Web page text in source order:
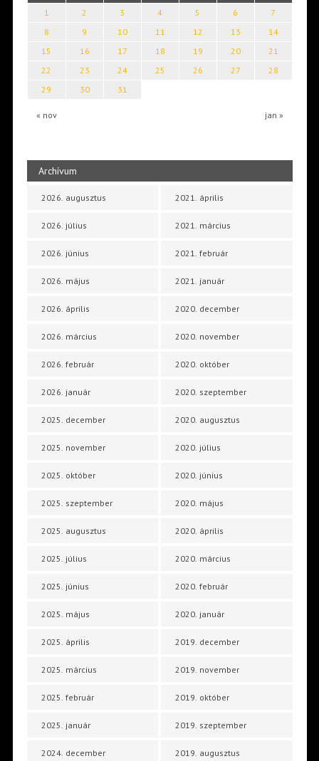
« nov jan »
1 2 3 4 5 6
7
8
9 10 11 12 13
14
15
16 17 18 19 20
21
22
23 24 25 26 27
28
29
30 31
Archívum
2026. augusztus
2026. július
2026. június
2026. május
2026. április
2026. március
2026. február
2026. január
2025. december
2025. november
2025. október
2025. szeptember
2025. augusztus
2025. július
2025. június
2025. május
2025. április
2025. március
2025. február
2025. január
2024. december
2021. április
2021. március
2021. február
2021. január
2020. december
2020. november
2020. október
2020. szeptember
2020. augusztus
2020. július
2020. június
2020. május
2020. április
2020. március
2020. február
2020. január
2019. december
2019. november
2019. október
2019. szeptember
2019. augusztus